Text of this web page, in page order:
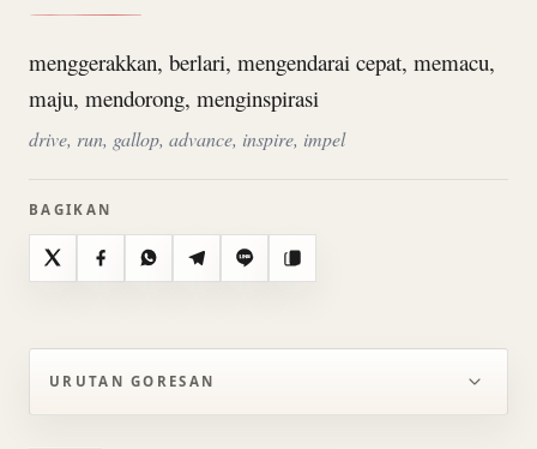
menggerakkan, berlari, mengendarai cepat, memacu,
maju, mendorong, menginspirasi
drive, run, gallop, advance, inspire, impel
BAGIKAN
X FacebookWhatsAppTelegramLine Salin
URUTAN GORESAN